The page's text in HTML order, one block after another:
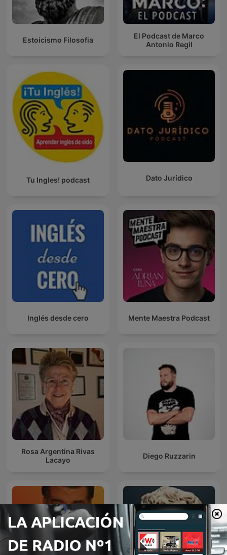
Estoicismo Filosofia
El Podcast de Marco
Antonio Regil
Tu Ingles! podcast Dato Jurídico
Inglés desde cero Mente Maestra Podcast
Rosa Argentina Rivas
Lacayo
Diego Ruzzarin